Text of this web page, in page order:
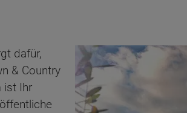
dafür,
& Country
ist Ihr